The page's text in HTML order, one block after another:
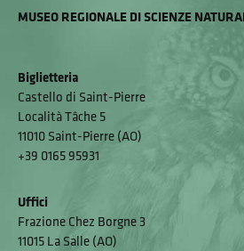
MUSEO REGIONALE DI SCIENZE
Biglietteria
Castello di Saint-Pierre
Località Tâche 5
11010 Saint-Pierre (AO)
+39 0165 95931
Uffici
Frazione Chez Borgne 3
11015 La Salle (AO)